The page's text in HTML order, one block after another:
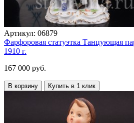
Артикул: 06879
Фарфоровая статуэтка Танцующая
1910 г.
167 000 руб.
В корзину Купить в 1 клик